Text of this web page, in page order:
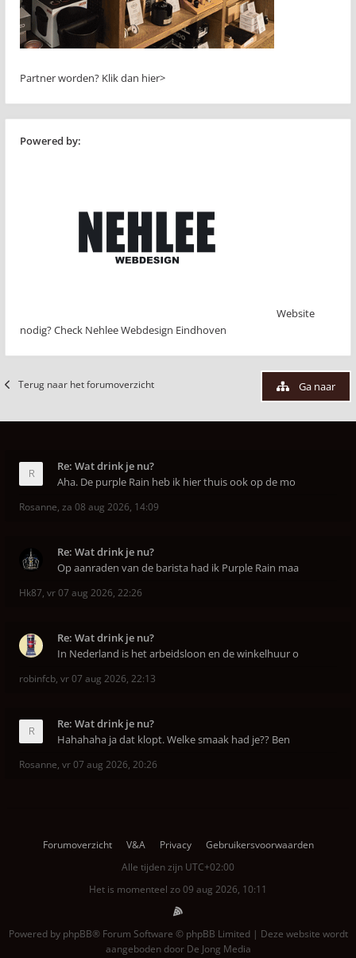
Partner worden? Klik dan hier>
Powered by:
Website
nodig? Check Nehlee Webdesign Eindhoven
Terug naar het forumoverzicht Ga naar
Re: Wat drink je nu?
Aha. De purple Rain heb ik hier thuis ook op de mo
Rosanne, za 08 aug 2026, 14:09
Re: Wat drink je nu?
Op aanraden van de barista had ik Purple Rain maa
Hk87, vr 07 aug 2026, 22:26
Re: Wat drink je nu?
In Nederland is het arbeidsloon en de winkelhuur o
robinfcb, vr 07 aug 2026, 22:13
Re: Wat drink je nu?
Hahahaha ja dat klopt. Welke smaak had je?? Ben
Rosanne, vr 07 aug 2026, 20:26
Forumoverzicht V&A Privacy
Gebruikersvoorwaarden
Alle tijden zijn UTC+02:00
Het is momenteel zo 09 aug 2026, 10:11
Powered by phpBB® Forum Software © phpBB Limited | Deze website wordt
aangeboden door De Jong Media